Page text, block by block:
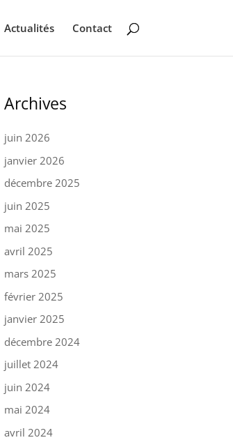
Actualités Contact
Archives
juin 2026
janvier 2026
décembre 2025
juin 2025
mai 2025
avril 2025
mars 2025
février 2025
janvier 2025
décembre 2024
juillet 2024
juin 2024
mai 2024
avril 2024